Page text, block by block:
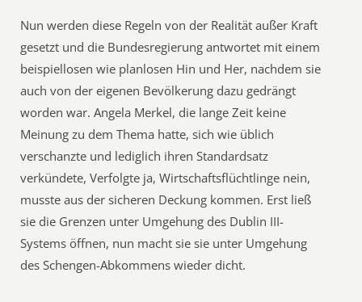
Nun werden diese Regeln von der Realität außer Kraft
gesetzt und die Bundesregierung antwortet mit einem
beispiellosen wie planlosen Hin und Her, nachdem sie
auch von der eigenen Bevölkerung dazu gedrängt
worden war. Angela Merkel, die lange Zeit keine
Meinung zu dem Thema hatte, sich wie üblich
verschanzte und lediglich ihren Standardsatz
verkündete, Verfolgte ja, Wirtschaftsflüchtlinge nein,
musste aus der sicheren Deckung kommen. Erst ließ
sie die Grenzen unter Umgehung des Dublin III-
Systems öffnen, nun macht sie sie unter Umgehung
des Schengen-Abkommens wieder dicht.